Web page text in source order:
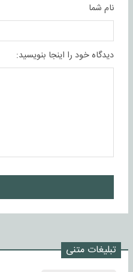
نام شما
دیدگاه خود را اینجا بنویسید:
تبلیغات متنی